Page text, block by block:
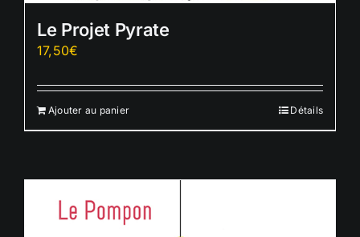
Le Projet Pyrate
17,50€
Ajouter au panier Détails